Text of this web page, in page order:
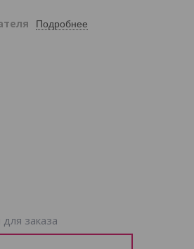
Подробнее
заказа